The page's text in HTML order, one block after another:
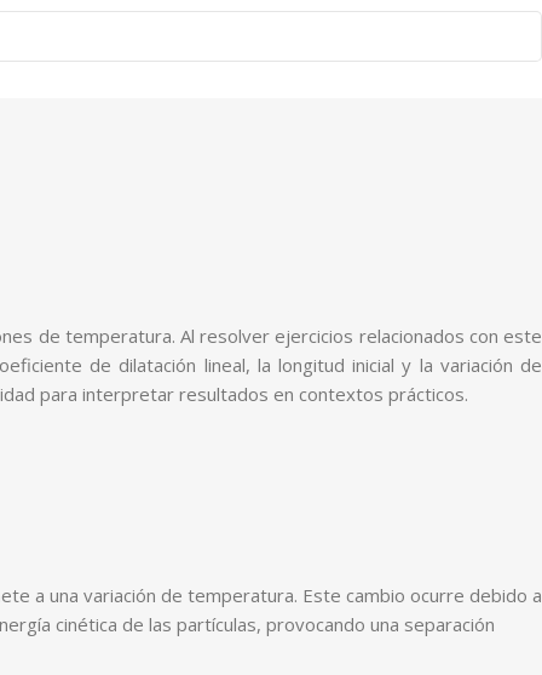
de temperatura. Al resolver ejercicios relacionados con este
de dilatación lineal, la longitud inicial y la variación de
para interpretar resultados en contextos prácticos.
a una variación de temperatura. Este cambio ocurre debido a
cinética de las partículas, provocando una separación